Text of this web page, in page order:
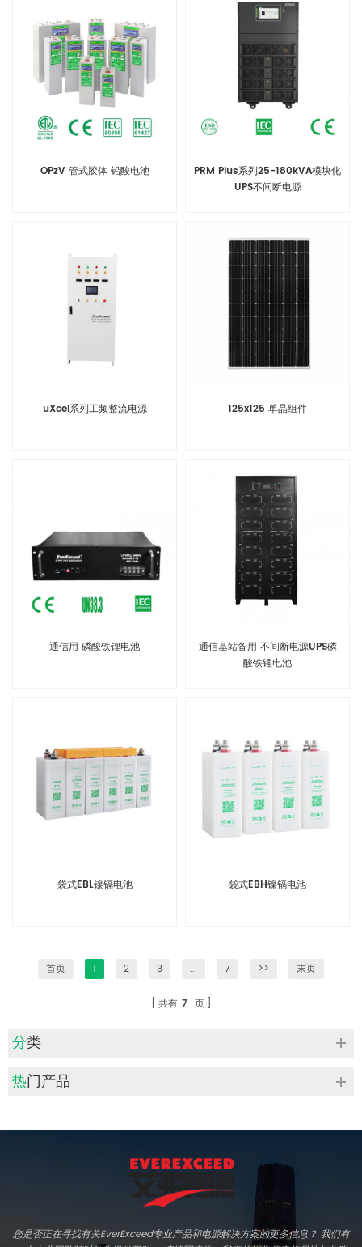
OPzV 管式胶体 铅酸电池
PRM Plus系列25-180kVA模块化
UPS不间断电源
uXcel系列工频整流电源 125x125 单晶组件
通信用 磷酸铁锂电池
通信基站备用 不间断电源UPS磷
酸铁锂电池
袋式EBL镍镉电池 袋式EBH镍镉电池
首页 1 2 3 ... 7 >> 末页
共有 7 页
分类
热门产品
您是否正在寻找有关EverExceed专业产品和电源解决方案的更多信息？ 我们有